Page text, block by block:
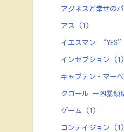
アグネスと幸せの
アス (1)
イエスマン
インセプション (1)
キャプテン・マー
クロール ー凶暴領
ゲーム (1)
コンテイジョン (1)